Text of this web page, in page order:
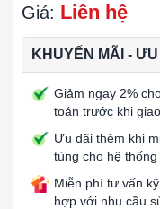
Giá: Liên hệ
KHUYẾN MÃI - ƯU
Giảm ngay 2%
toán trước khi
Ưu đãi thêm khi
tùng cho hệ thống
Miễn phí tư vấn
hợp với nhu cầu